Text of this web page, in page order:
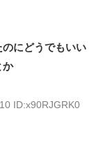
にどうでもいい
か
ID:x90RJGRK0